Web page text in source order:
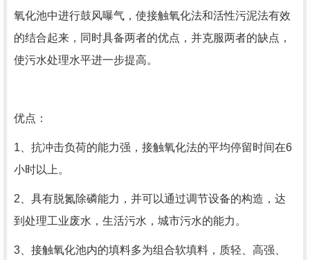
氧化池中进行鼓风曝气，使接触氧化法和活性污泥法有效
的结合起来，同时具备两者的优点，并克服两者的缺点，
使污水处理水平进一步提高。
优点：
1、抗冲击负荷的能力强，接触氧化法的平均停留时间在6
小时以上。
2、具有脱氮除磷能力，并可以通过调节设备的构造，达
到处理工业废水，生活污水，城市污水的能力。
3、接触氧化池内的填料多为组合软填料，质轻、高强、